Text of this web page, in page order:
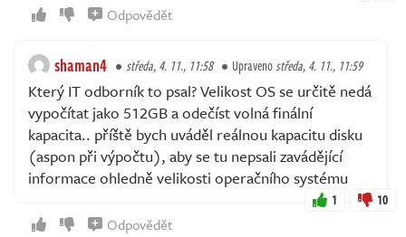
Odpovědět
shaman4 středa, 4. 11., 11:58 Upravenostředa, 4. 11., 11:59
Který IT odborník to psal? Velikost OS se určitě nedá
vypočítat jako 512GB a odečíst volná finální
kapacita.. příště bych uváděl reálnou kapacitu disku
(aspon při výpočtu), aby se tu nepsali zavádějící
informace ohledně velikosti operačního systému
1 10
Odpovědět